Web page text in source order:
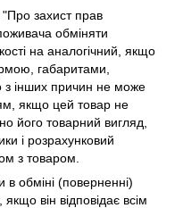
захист прав
обміняти
на аналогічний, якщо
габаритами,
інших причин не може
якщо цей товар не
його товарний вигляд,
і розрахунковий
з товаром.
обміні (поверненні)
він відповідає всім